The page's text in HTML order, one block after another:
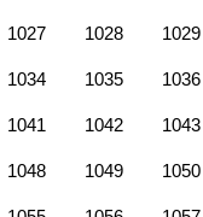
1027 1028 1029
1034 1035 1036
1041 1042 1043
1048 1049 1050